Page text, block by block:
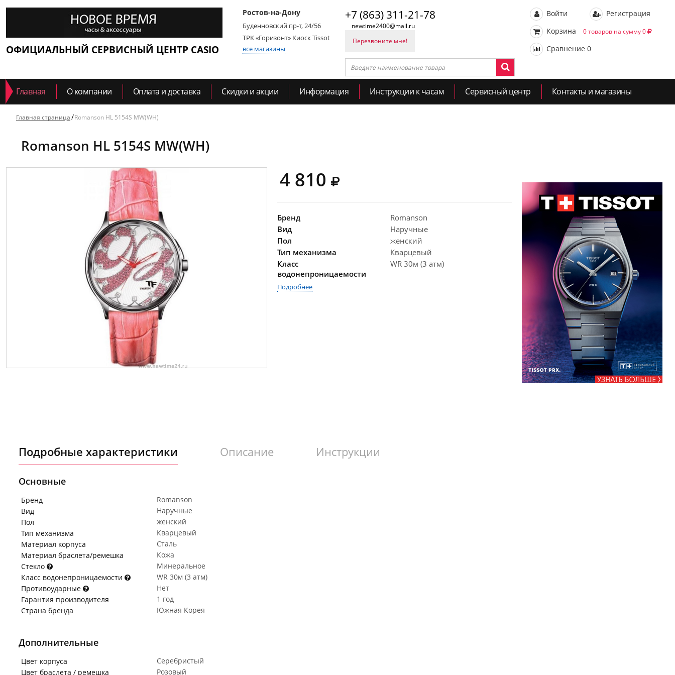
ОФИЦИАЛЬНЫЙ СЕРВИСНЫЙ ЦЕНТР CASIO
Ростов-на-Дону
Буденновский пр-т, 24/56
ТРК «Горизонт» Киоск Tissot
все магазины
+7 (863) 311-21-78
newtime2400@mail.ru
Перезвоните мне!
Войти
Регистрация
Корзина
0 товаров на сумму 0
Сравнение 0
Главная О компании Оплата и доставка Скидки и акции Информация Инструкции к часам Сервисный центр Контакты и магазины
Главная страница Romanson HL 5154S MW(WH)
Romanson HL 5154S MW(WH)
4 810
Бренд
Romanson
Вид
Наручные
Пол
женский
Тип механизма
Кварцевый
Класс
водонепроницаемости
WR 30м (3 атм)
Подробнее
Подробные характеристики Описание Инструкции
Основные
Бренд
Romanson
Вид
Наручные
Пол
женский
Тип механизма
Кварцевый
Материал корпуса
Сталь
Материал браслета/ремешка
Кожа
Стекло
Минеральное
Класс водонепроницаемости
WR 30м (3 атм)
Противоударные
Нет
Гарантия производителя
1 год
Страна бренда
Южная Корея
Дополнительные
Цвет корпуса
Серебристый
Цвет браслета / ремешка
Розовый